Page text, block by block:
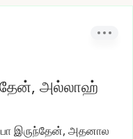
அல்லாஹ்
இருந்தேன், அதனால